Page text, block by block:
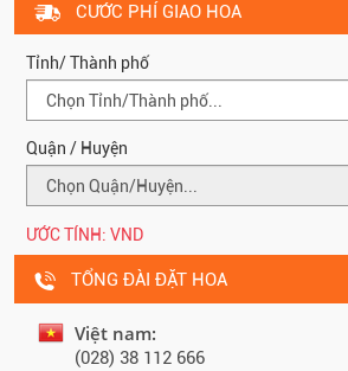
CƯỚC PHÍ GIAO HOA
Tỉnh/ Thành phố
Quận / Huyện
ƯỚC TÍNH: VND
TỔNG ĐÀI ĐẶT HOA
Việt nam:
(028) 38 112 666